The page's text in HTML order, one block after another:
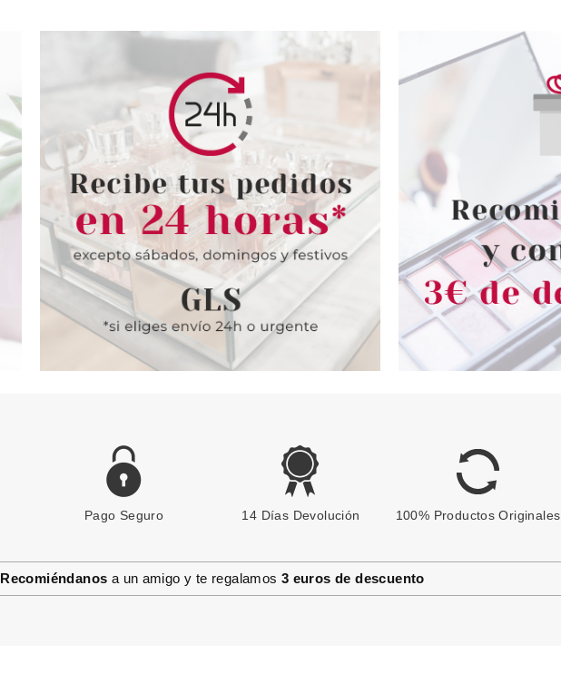
Pago Seguro 14 Días Devolución 100% Productos Originales
Recomiéndanos a un amigo y te regalamos 3 euros de descuento